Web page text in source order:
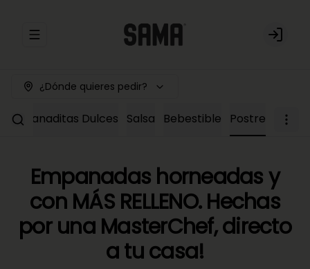
Abrir menu de navegación Login
¿Dónde quieres pedir?
Empanaditas Dulces Salsa Bebestible Postre
Empanadas horneadas y
con MÁS RELLENO. Hechas
por una MasterChef, directo
a tu casa!